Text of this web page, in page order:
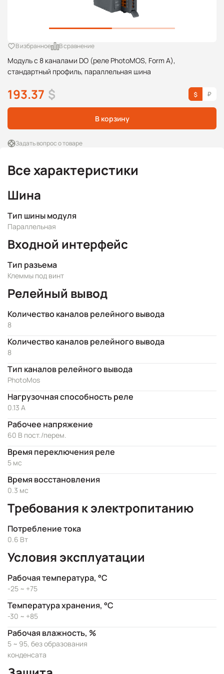
Модуль с 8 каналами DO (реле PhotoMOS, Form A),
стандартный профиль, параллельная шина
В избранное В сравнение
193.37 $
В корзину
Задать вопрос о товаре
Все характеристики
Шина
Тип шины модуля
Параллельная
Входной интерфейс
Тип разъема
Клеммы под винт
Релейный вывод
Количество каналов релейного вывода
8
Количество каналов релейного вывода
8
Тип каналов релейного вывода
PhotoMos
Нагрузочная способность реле
0.13 А
Рабочее напряжение
60 В пост./перем.
Время переключения реле
5 мс
Время восстановления
0.3 мс
Требования к электропитанию
Потребление тока
0.6 Вт
Условия эксплуатации
Рабочая температура, °C
-25 ~ +75
Температура хранения, °C
-30 ~ +85
Рабочая влажность, %
5 ~ 95, без образования
конденсата